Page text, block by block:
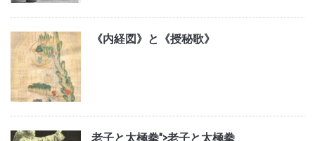
《内経図》と《授秘歌》
老子と太極拳">老子と太極拳